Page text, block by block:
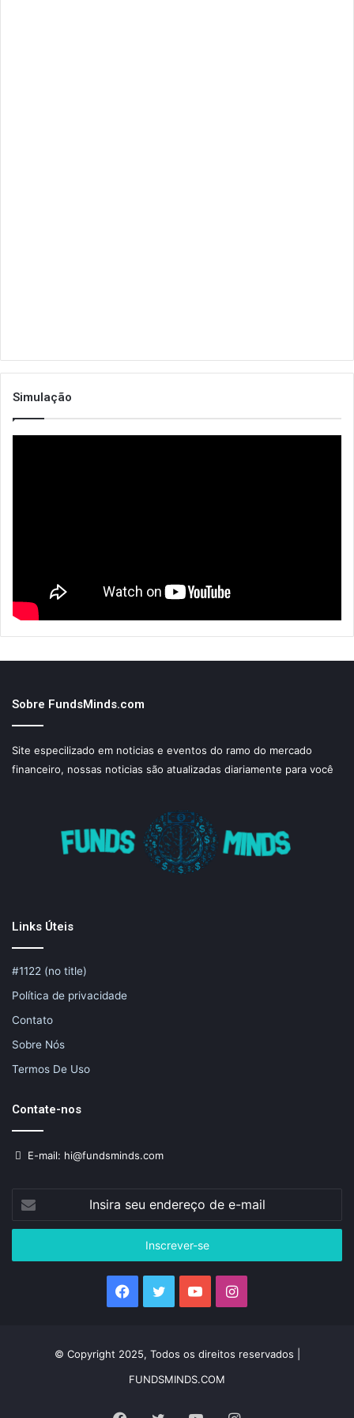
Simulação
Sobre FundsMinds.com
Site especilizado em noticias e eventos do ramo do mercado
financeiro, nossas noticias são atualizadas diariamente para você
Links Úteis
#1122 (no title)
Política de privacidade
Contato
Sobre Nós
Termos De Uso
Contate-nos
E-mail: hi@fundsminds.com
Insira
seu
endereço
e-
Facebook
Twitter YouTubeInstagram
© Copyright 2025, Todos os direitos reservados |
FUNDSMINDS.COM